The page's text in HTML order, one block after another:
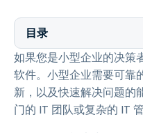
目录
如果您是小型企业的决策
软件。小型企业需要可靠
新，以及快速解决问题的
门的 IT 团队或复杂的 IT 管